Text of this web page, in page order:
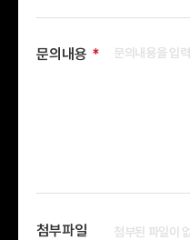
문의내용
첨부파일